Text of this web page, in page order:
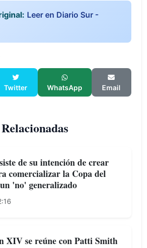
Leer en Diario Sur -
Twitter WhatsApp Email
de su intención de crear
comercializar la Copa del
'no' generalizado
XIV se reúne con Patti Smith